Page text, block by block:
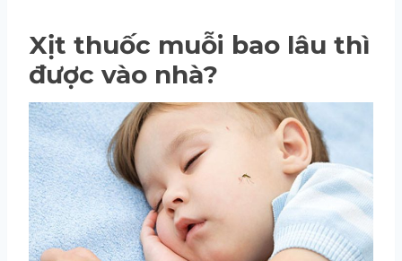
Xịt thuốc muỗi bao lâu thì
được vào nhà?